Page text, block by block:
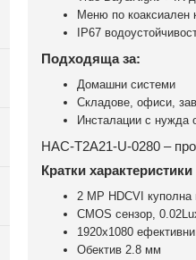
Меню по коаксиален
IP67
Подходяща за:
Домашни системи
Складове, офиси,
Инсталации с нужда
HAC-T2A21-U-0280 –
Кратки
2 MP HDCVI куполна
CMOS сензор,
1920х1080
Обектив 2.8 мм